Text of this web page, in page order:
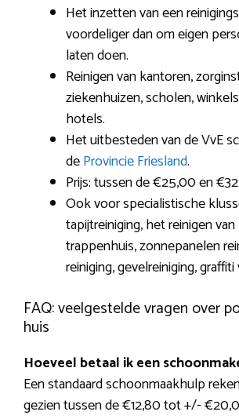
Het inzetten van een
voordeliger dan om eigen
laten doen.
Reinigen van kantoren,
ziekenhuizen, scholen,
hotels.
Het uitbesteden van de VvE
deProvincie Friesland.
Prijs: tussen de €25,00 en
Ook voor specialistische
tapijtreiniging, het reinigen
trappenhuis, zonnepanelen
reiniging, gevelreiniging,
FAQ: veelgestelde vragen over
huis
Hoeveel betaal ik een
Een standaard schoonmaakhulp
gezien tussen de €12,80 tot +/-